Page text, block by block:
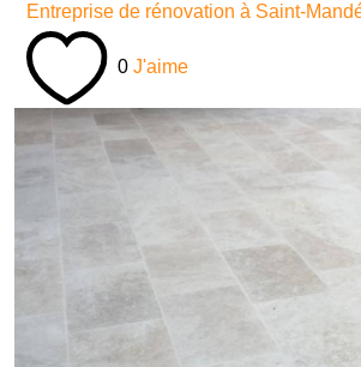
Entreprise de rénovation à Saint-
0 J'aime